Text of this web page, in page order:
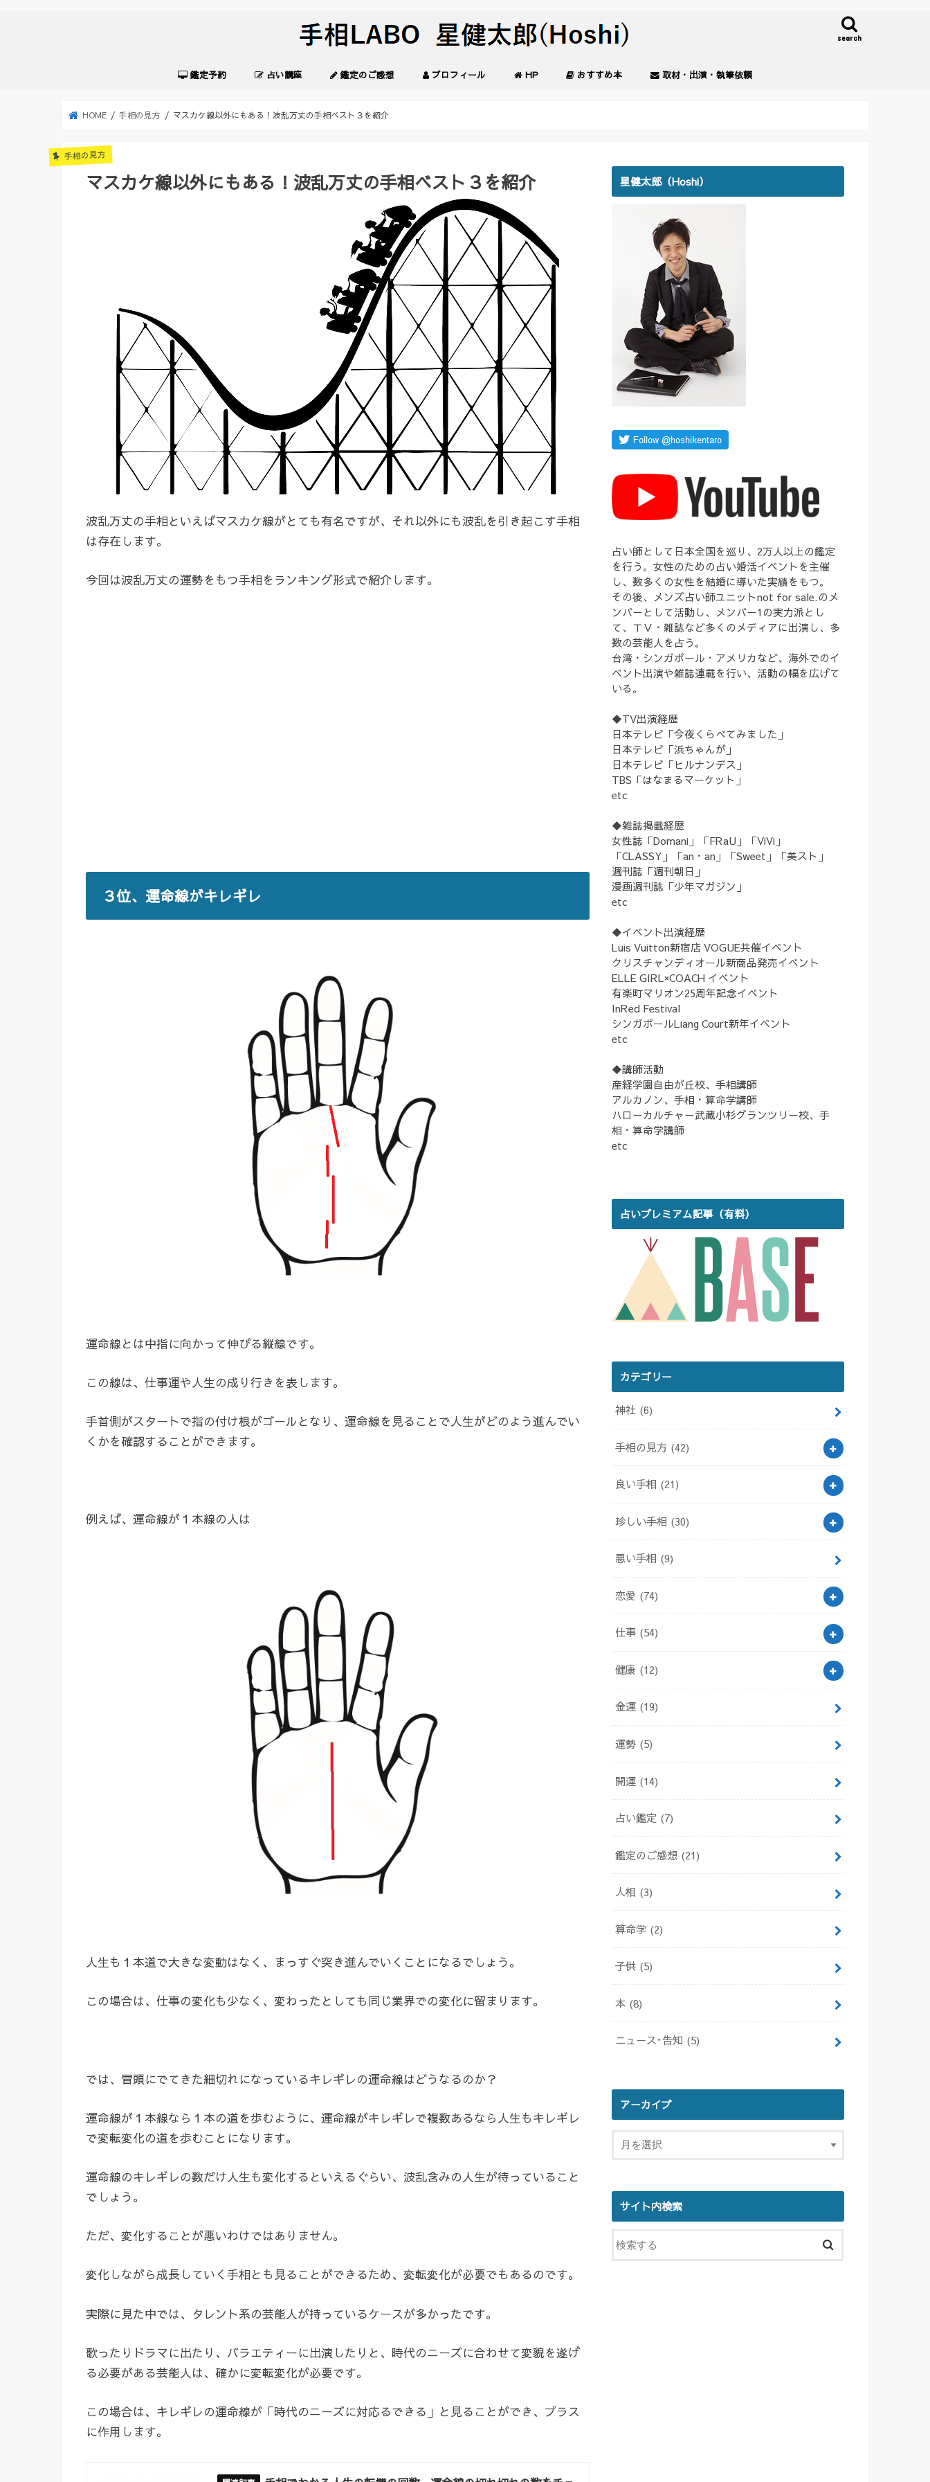
search
鑑定予約 占い講座 鑑定のご感想 プロフィール HP おすすめ本 取材・出演・執筆依頼
HOME 手相の見方 マスカケ線以外にもある！波乱万丈の手相ベスト３を紹介
手相の見方
マスカケ線以外にもある！波乱万丈の手相ベスト３を紹介
波乱万丈の手相といえばマスカケ線がとても有名ですが、それ以外にも波乱を引き起こす手相
は存在します。
今回は波乱万丈の運勢をもつ手相をランキング形式で紹介します。
３位、運命線がキレギレ
運命線とは中指に向かって伸びる縦線です。
この線は、仕事運や人生の成り行きを表します。
手首側がスタートで指の付け根がゴールとなり、運命線を見ることで人生がどのよう進んでい
くかを確認することができます。
例えば、運命線が１本線の人は
人生も１本道で大きな変動はなく、まっすぐ突き進んでいくことになるでしょう。
この場合は、仕事の変化も少なく、変わったとしても同じ業界での変化に留まります。
では、冒頭にでてきた細切れになっているキレギレの運命線はどうなるのか？
運命線が１本線なら１本の道を歩むように、運命線がキレギレで複数あるなら人生もキレギレ
で変転変化の道を歩むことになります。
運命線のキレギレの数だけ人生も変化するといえるぐらい、波乱含みの人生が待っていること
でしょう。
ただ、変化することが悪いわけではありません。
変化しながら成長していく手相とも見ることができるため、変転変化が必要でもあるのです。
実際に見た中では、タレント系の芸能人が持っているケースが多かったです。
歌ったりドラマに出たり、バラエティーに出演したりと、時代のニーズに合わせて変貌を遂げ
る必要がある芸能人は、確かに変転変化が必要です。
この場合は、キレギレの運命線が「時代のニーズに対応るできる」と見ることができ、プラス
に作用します。
星健太郎（Hoshi）
占い師として日本全国を巡り、2万人以上の鑑定
を行う。女性のための占い婚活イベントを主催
し、数多くの女性を結婚に導いた実績をもつ。
その後、メンズ占い師ユニットnot for sale.のメ
ンバーとして活動し、メンバー1の実力派とし
て、ＴＶ・雑誌など多くのメディアに出演し、多
数の芸能人を占う。
台湾・シンガポール・アメリカなど、海外でのイ
ベント出演や雑誌連載を行い、活動の幅を広げて
いる。
◆TV出演経歴
日本テレビ「今夜くらべてみました」
日本テレビ「浜ちゃんが」
日本テレビ「ヒルナンデス」
TBS「はなまるマーケット」
etc
◆雑誌掲載経歴
女性誌「Domani」「FRaU」「ViVi」
「CLASSY」「an・an」「Sweet」「美スト」
週刊誌「週刊朝日」
漫画週刊誌「少年マガジン」
etc
◆イベント出演経歴
Luis Vuitton新宿店 VOGUE共催イベント
クリスチャンディオール新商品発売イベント
ELLE GIRL×COACH イベント
有楽町マリオン25周年記念イベント
InRed Festival
シンガポールLiang Court新年イベント
etc
◆講師活動
産経学園自由が丘校、手相講師
アルカノン、手相・算命学講師
ハローカルチャー武蔵小杉グランツリー校、手
相・算命学講師
etc
占いプレミアム記事（有料）
カテゴリー
神社 (6)
手相の見方 (42)
良い手相 (21)
珍しい手相 (30)
悪い手相 (9)
恋愛 (74)
仕事 (54)
健康 (12)
金運 (19)
運勢 (5)
開運 (14)
占い鑑定 (7)
鑑定のご感想 (21)
人相 (3)
算命学 (2)
子供 (5)
本 (8)
ニュース･告知 (5)
アーカイブ
サイト内検索